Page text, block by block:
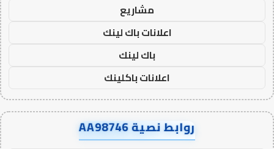
مشاريع
اعلانات باك لينك
باك لينك
اعلانات باكلينك
روابط نصية AA98746